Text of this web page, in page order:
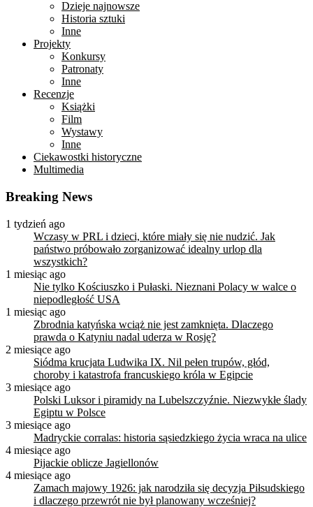
Dzieje najnowsze
Historia sztuki
Inne
Projekty
Konkursy
Patronaty
Inne
Recenzje
Książki
Film
Wystawy
Inne
Ciekawostki historyczne
Multimedia
Breaking News
1 tydzień ago
Wczasy w PRL i dzieci, które miały się nie nudzić. Jak
państwo próbowało zorganizować idealny urlop dla
wszystkich?
1 miesiąc ago
Nie tylko Kościuszko i Pułaski. Nieznani Polacy w walce o
niepodległość USA
1 miesiąc ago
Zbrodnia katyńska wciąż nie jest zamknięta. Dlaczego
prawda o Katyniu nadal uderza w Rosję?
2 miesiące ago
Siódma krucjata Ludwika IX. Nil pełen trupów, głód,
choroby i katastrofa francuskiego króla w Egipcie
3 miesiące ago
Polski Luksor i piramidy na Lubelszczyźnie. Niezwykłe ślady
Egiptu w Polsce
3 miesiące ago
Madryckie corralas: historia sąsiedzkiego życia wraca na ulice
4 miesiące ago
Pijackie oblicze Jagiellonów
4 miesiące ago
Zamach majowy 1926: jak narodziła się decyzja Piłsudskiego
i dlaczego przewrót nie był planowany wcześniej?